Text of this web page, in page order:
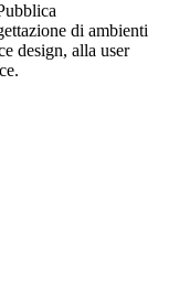
di ambienti
design, alla user